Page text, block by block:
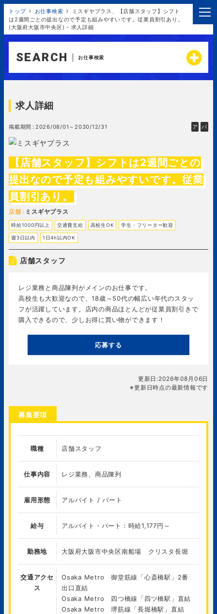
トップ お仕事検索
ミスギヤプラス、【店舗スタッフ】シフト
は2週間ごとの提出なので予定も組みやすいです。従業員割引あり。
(大阪府大阪市中央区) - 求人詳細
SEARCH お仕事検索
求人詳細
掲載期間 2026/08/01～2030/12/31 ア パ
【店舗スタッフ】シフトは2週間ごとの
提出なので予定も組みやすいです。従業
員割引あり。
店舗 ミスギヤプラス
時給1000円以上 交通費支給 高校生OK 学生・フリーター歓迎
週3日以内 1日4h以内OK
店舗スタッフ
レジ業務と商品陳列がメインのお仕事です。
高校生も大歓迎なので、18歳～50代の幅広い年代のスタッ
フが活躍しています。店内の商品ほとんどが従業員割引きで
購入できるので、少しお得に買い物ができます！
応募する
更新日:2026年08月06日
※更新日時点の最新情報です
募集要項
職種 店舗スタッフ
仕事内容 レジ業務、商品陳列
雇用形態 アルバイト / パート
給与 アルバイト・パート：時給1,177円～
勤務地 大阪府大阪市中央区南船場 クリスタ長堀
交通アクセ
ス
Osaka Metro 御堂筋線「心斎橋駅」2番
出口直結
Osaka Metro 四つ橋線「四ツ橋駅」直結
Osaka Metro 堺筋線「長堀橋駅」直結